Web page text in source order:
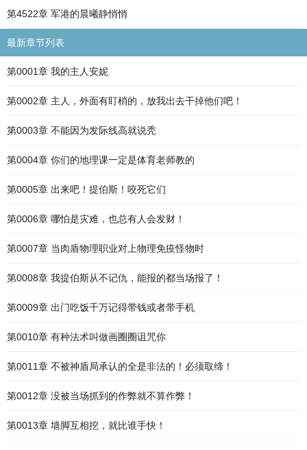
第4522章 军港的晨曦静悄悄
最新章节列表
第0001章 我的主人安妮
第0002章 主人，外面有盯梢的，放我出去干掉他们吧！
第0003章 不能因为发际线高就说秃
第0004章 你们的地理课一定是体育老师教的
第0005章 出来吧！提伯斯！咬死它们
第0006章 哪怕是灾难，也总有人会发财！
第0007章 当肉盾物理职业对上物理免疫怪物时
第0008章 我提伯斯从不记仇，能报的都当场报了！
第0009章 出门吃饭千万记得带钱或者带手机
第0010章 有种法术叫做画圈圈诅咒你
第0011章 不被神盾局承认的全是非法的！必须取缔！
第0012章 没被当场抓到的作弊就不算作弊！
第0013章 墙脚互相挖，就比谁手快！